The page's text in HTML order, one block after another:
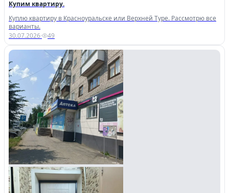
Купим квартиру.
Куплю квартиру в Красноуральске или Верхней Туре. Рассмотрю все
варианты.
30.07.2026· 49